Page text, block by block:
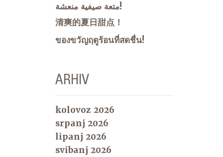
متعة صيفية منعشة!
清爽的夏日甜点！
ของขวัญฤดูร้อนที่สดชื่น!
ARHIV
kolovoz 2026
srpanj 2026
lipanj 2026
svibanj 2026